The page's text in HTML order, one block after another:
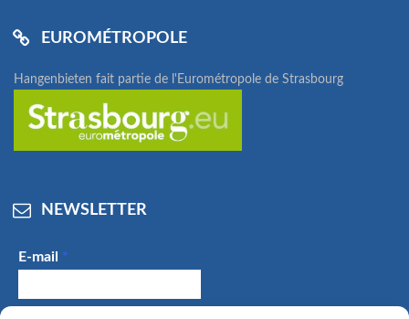
EUROMÉTROPOLE
Hangenbieten fait partie de l'Eurométropole de Strasbourg
NEWSLETTER
E-mail *